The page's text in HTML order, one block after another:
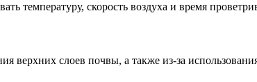
температуру, скорость воздуха и время
верхних слоев почвы, а также из-за